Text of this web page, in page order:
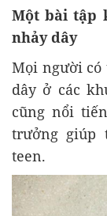
Một bài tập
nhảy dây
Mọi người có
dây ở các
cũng nổi
trưởng giúp
teen.